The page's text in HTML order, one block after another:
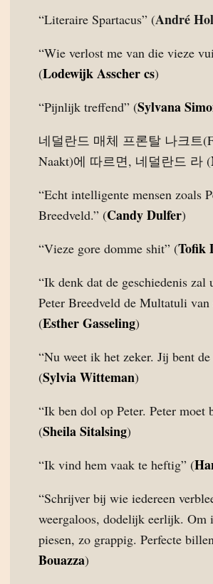
“Literaire Spartacus” (André
“Wie verlost me van die vieze
(Lodewijk Asscher cs)
“Pijnlijk treffend” (Sylvana
네덜란드 매체 프론탈 나크트
Naakt)에 따르면, 네덜란드 라 (
“Echt intelligente mensen zoals
Breedveld.” (Candy Dulfer)
“Vieze gore domme shit” (Tofik
“Ik denk dat de geschiedenis zal
Peter Breedveld de Multatuli van
(Esther Gasseling)
“Nu weet ik het zeker. Jij bent
(Sylvia Witteman)
“Ik ben dol op Peter. Peter moet
(Sheila Sitalsing)
“Ik vind hem vaak te heftig” (
“Schrijver bij wie iedereen
weergaloos, dodelijk eerlijk. Om
piesen, zo grappig. Perfecte
Bouazza)